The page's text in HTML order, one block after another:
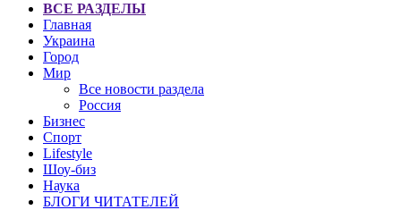
ВСЕ РАЗДЕЛЫ
Главная
Украина
Город
Мир
Все новости раздела
Россия
Бизнес
Спорт
Lifestyle
Шоу-биз
Наука
БЛОГИ ЧИТАТЕЛЕЙ